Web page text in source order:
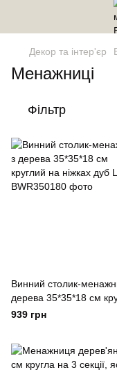
Декор та інтер'єр
Менажниці
Фільтр
Винний столик-
дерева 35*35*18 см
на ніжках дуб Lugi
939 грн